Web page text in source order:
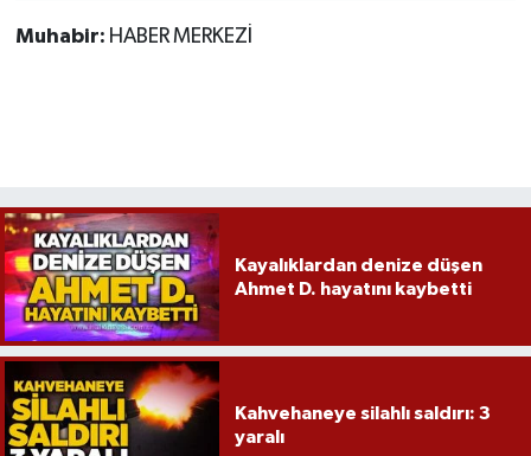
Muhabir: HABER MERKEZİ
Kayalıklardan denize düşen
Ahmet D. hayatını kaybetti
Kahvehaneye silahlı saldırı: 3
yaralı